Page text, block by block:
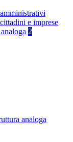
e imprese
2
analoga